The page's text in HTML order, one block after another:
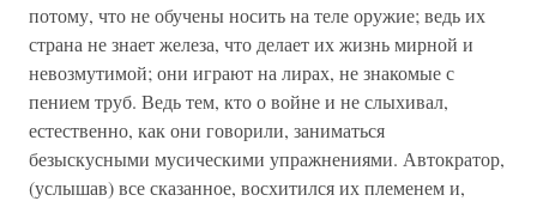
потому, что не обучены носить на теле оружие; ведь их
страна не знает железа, что делает их жизнь мирной и
невозмутимой; они играют на лирах, не знакомые с
пением труб. Ведь тем, кто о войне и не слыхивал,
естественно, как они говорили, заниматься
безыскусными мусическими упражнениями. Автократор,
(услышав) все сказанное, восхитился их племенем и,